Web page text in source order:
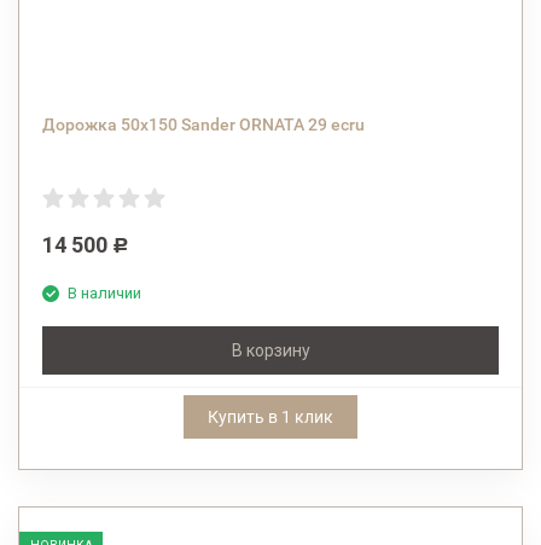
Дорожка 50х150 Sander ORNATA 29 ecru
14 500 Р
В наличии
В корзину
Купить в 1 клик